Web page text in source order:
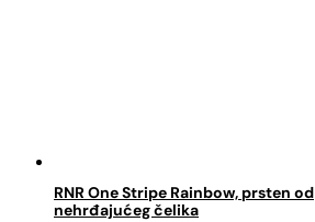
RNR One Stripe Rainbow, prsten od
nehrđajućeg čelika